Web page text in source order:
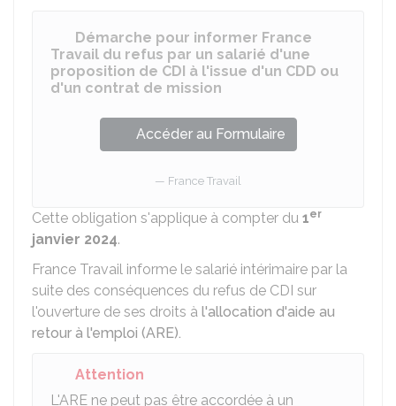
Démarche pour informer France
Travail du refus par un salarié d'une
proposition de CDI à l'issue d'un CDD ou
d'un contrat de mission
Accéder au Formulaire
France Travail
Cette obligation s'applique à compter du 1er
janvier 2024.
France Travail informe le salarié intérimaire par la
suite des conséquences du refus de CDI sur
l'ouverture de ses droits à l'allocation d'aide au
retour à l'emploi (ARE).
Attention
L'ARE ne peut pas être accordée à un